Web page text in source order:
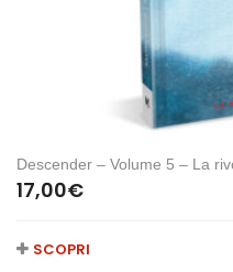
Descender – Volume 5 – La
17,00€
SCOPRI